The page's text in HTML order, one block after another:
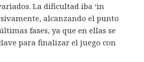
La dificultad iba ‘in
alcanzando el punto
fases, ya que en ellas se
para finalizar el juego con